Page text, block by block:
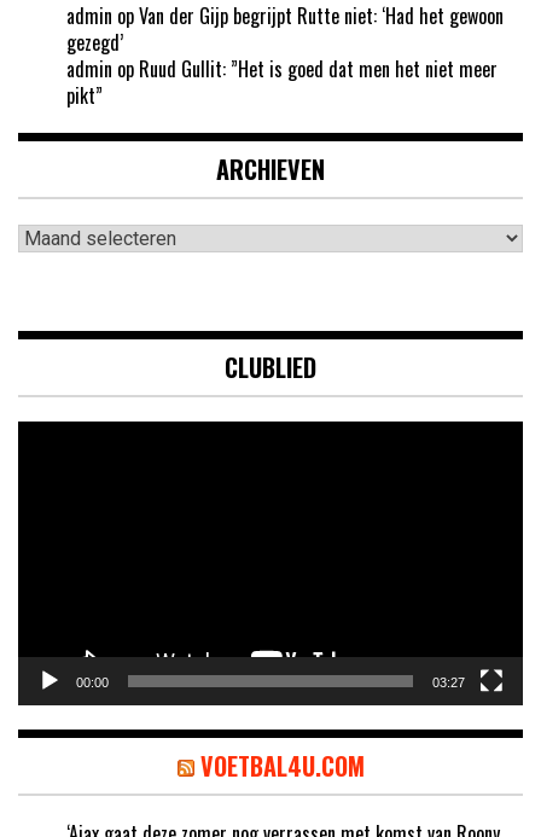
admin opVan der Gijp begrijpt Rutte niet: ‘Had het gewoon
gezegd’
admin op Ruud Gullit: ”Het is goed dat men het niet meer
pikt”
ARCHIEVEN
Archieven
CLUBLIED
00:00 03:27
VOETBAL4U.COM